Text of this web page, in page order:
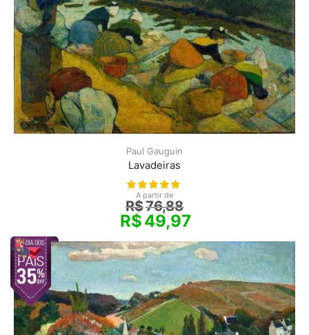
Paul Gauguin
Lavadeiras
A partir de
R$76,88
R$49,97